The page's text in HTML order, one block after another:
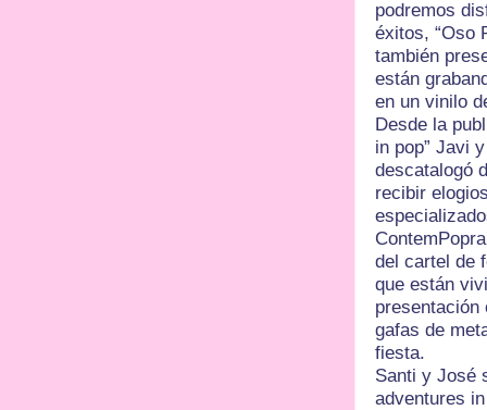
podremos
éxitos, “Oso
también
están
en un vinilo
Desde la
in pop” Javi
descatalogó
recibir
del cartel de
que están
presentación
gafas de
fiesta.
Santi y José
adventures